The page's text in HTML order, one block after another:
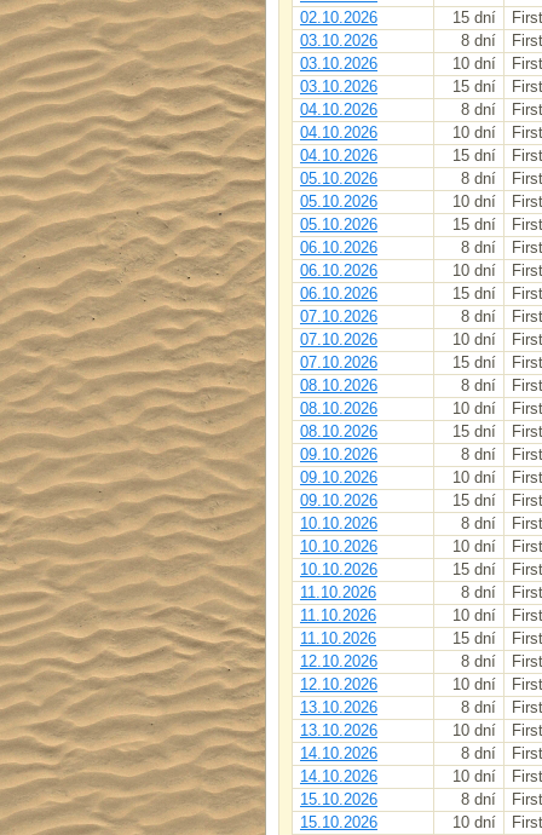
02.10.2026
15 dní
03.10.2026
8 dní
03.10.2026
10 dní
03.10.2026
15 dní
04.10.2026
8 dní
04.10.2026
10 dní
04.10.2026
15 dní
05.10.2026
8 dní
05.10.2026
10 dní
05.10.2026
15 dní
06.10.2026
8 dní
06.10.2026
10 dní
06.10.2026
15 dní
07.10.2026
8 dní
07.10.2026
10 dní
07.10.2026
15 dní
08.10.2026
8 dní
08.10.2026
10 dní
08.10.2026
15 dní
09.10.2026
8 dní
09.10.2026
10 dní
09.10.2026
15 dní
10.10.2026
8 dní
10.10.2026
10 dní
10.10.2026
15 dní
11.10.2026
8 dní
11.10.2026
10 dní
11.10.2026
15 dní
12.10.2026
8 dní
12.10.2026
10 dní
13.10.2026
8 dní
13.10.2026
10 dní
14.10.2026
8 dní
14.10.2026
10 dní
15.10.2026
8 dní
15.10.2026
10 dní